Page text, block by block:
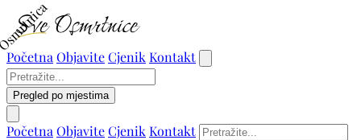
Početna ObjaviteCjenik Kontakt
Pregled po mjestima
Početna ObjaviteCjenik Kontakt